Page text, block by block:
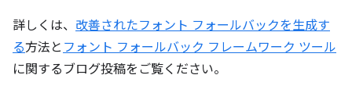
詳しくは、 改善されたフォント フォールバックを生成す
る方法と フォント フォールバック フレームワーク ツール
に関するブログ投稿をご覧ください。